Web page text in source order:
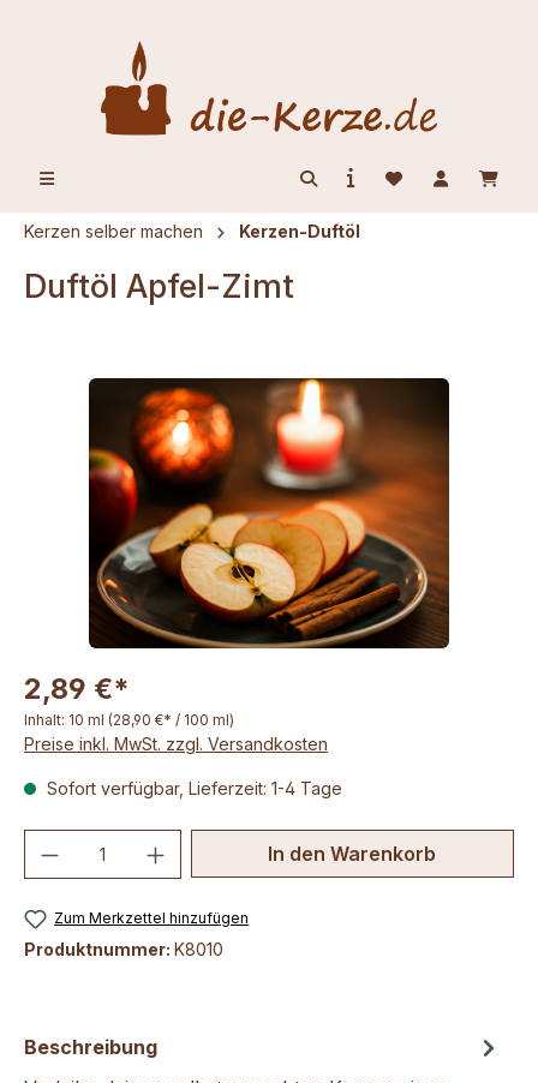
Kerzen selber machen Kerzen-Duftöl
Duftöl Apfel-Zimt
Bildergalerie überspringen
2,89 €*
Inhalt: 10 ml (28,90 €* / 100 ml)
Preise inkl. MwSt. zzgl. Versandkosten
Sofort verfügbar, Lieferzeit: 1-4 Tage
Produkt Anzahl: Gib denIn den Warenkorb
Zum Merkzettel hinzufügen
Produktnummer: K8010
Beschreibung